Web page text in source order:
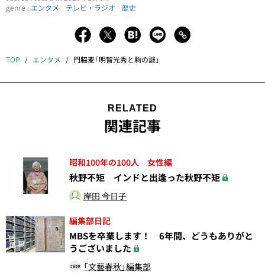
genre : エンタメ テレビ・ラジオ 歴史
TOP エンタメ 門脇麦「明智光秀と駒の謎」
RELATED
関連記事
昭和100年の100人 女性編
秋野不矩 インドと出逢った秋野不矩
岸田 今日子
編集部日記
MBSを卒業します！ 6年間、どうもありがと
うございました
「文藝春秋」編集部